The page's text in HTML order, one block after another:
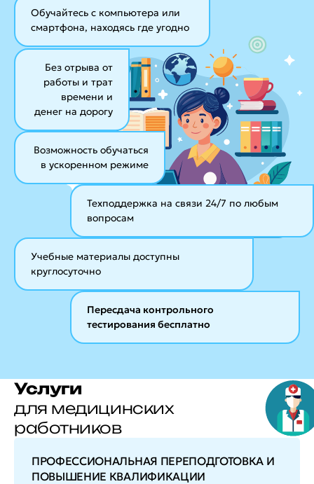
Обучайтесь с компьютера или
смартфона, находясь где угодно
Возможность обучаться
в ускоренном режиме
Без отрыва от
работы и трат
времени и
денег на дорогу
Техподдержка на связи 24/7 по любым
вопросам
Учебные материалы доступны
круглосуточно
Пересдача контрольного
тестирования бесплатно
Услуги
для медицинских
работников
ПРОФЕССИОНАЛЬНАЯ ПЕРЕПОДГОТОВКА И
ПОВЫШЕНИЕ КВАЛИФИКАЦИИ